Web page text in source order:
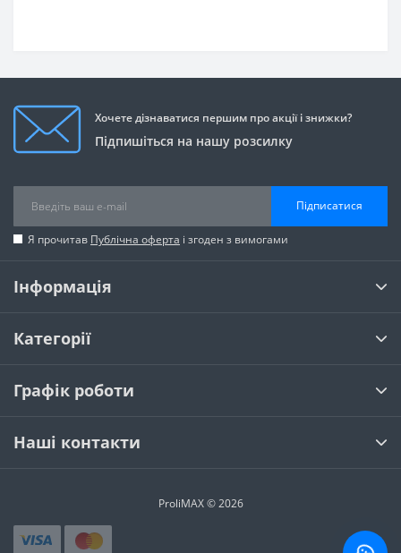
Хочете дізнаватися першим про акції і знижки?
Підпишіться на нашу розсилку
Підписатися
Я прочитав Публічна оферта і згоден з вимогами
Інформація
Категорії
Графік роботи
Наші контакти
ProliMAX © 2026